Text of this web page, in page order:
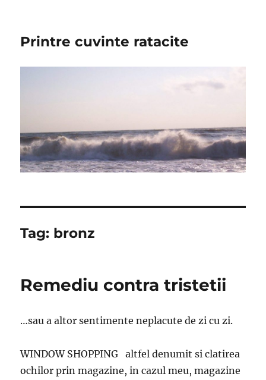
Printre cuvinte ratacite
Tag: bronz
Remediu contra tristetii
…sau a altor sentimente neplacute de zi cu zi.
WINDOW SHOPPING altfel denumit si clatirea
ochilor prin magazine, in cazul meu, magazine